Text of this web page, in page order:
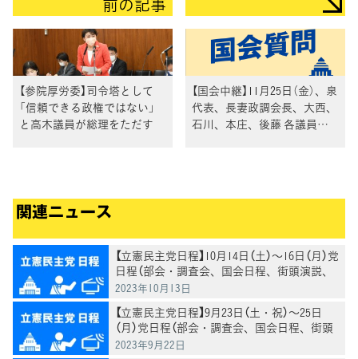
【参院厚労委】司令塔として
「信頼できる政権ではない」
と高木議員が総理をただす
【国会中継】11月25日（金）、泉
代表、長妻政調会長、大西、
石川、本庄、後藤 各議員が
関連ニュース
【立憲民主党日程】10月14日（土）～16日（月）党
日程（部会・調査会、国会日程、街頭演説、
メディア出演等）
2023年10月13日
【立憲民主党日程】9月23日（土・祝）～25日
（月）党日程（部会・調査会、国会日程、街頭
演説、メディア出演等）
2023年9月22日